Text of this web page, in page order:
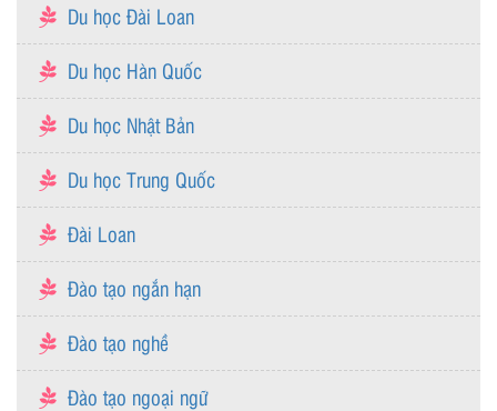
Du học Đài Loan
Du học Hàn Quốc
Du học Nhật Bản
Du học Trung Quốc
Đài Loan
Đào tạo ngắn hạn
Đào tạo nghề
Đào tạo ngoại ngữ